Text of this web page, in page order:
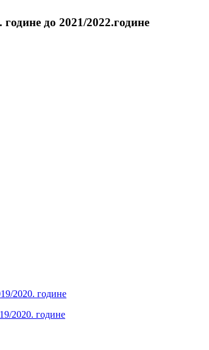
дo 2021/2022.године
2020. године
2020. године